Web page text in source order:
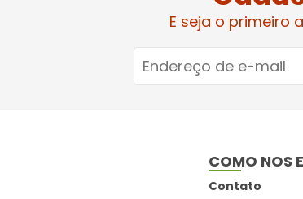
E seja o primeiro
COMO NOS
Contato